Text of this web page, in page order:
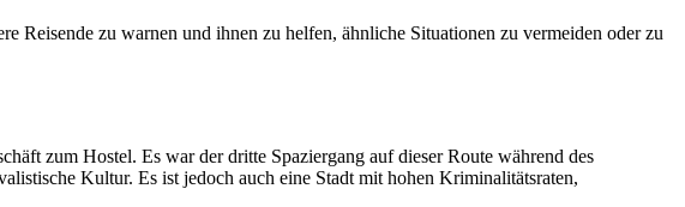
Reisende zu warnen und ihnen zu helfen, ähnliche Situationen zu vermeiden oder zu
zum Hostel. Es war der dritte Spaziergang auf dieser Route während des
Kultur. Es ist jedoch auch eine Stadt mit hohen Kriminalitätsraten,